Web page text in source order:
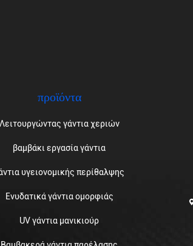
προϊόντα
Λειτουργώντας γάντια χεριών
βαμβάκι εργασία γάντια
υγειονομικής περίθαλψης
Ενυδατικά γάντια ομορφιάς
UV γάντια μανικιούρ